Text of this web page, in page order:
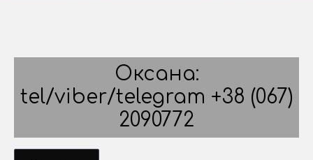
Оксана:
tel/viber/telegram +38 (067)
2090772